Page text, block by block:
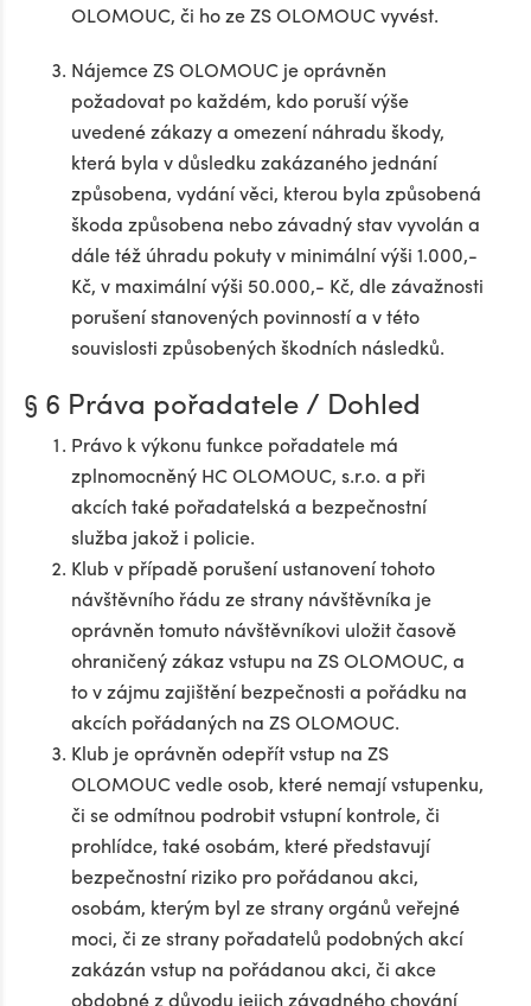
OLOMOUC, či ho ze ZS OLOMOUC vyvést.
Nájemce ZS OLOMOUC je oprávněn
požadovat po každém, kdo poruší výše
uvedené zákazy a omezení náhradu škody,
která byla v důsledku zakázaného jednání
způsobena, vydání věci, kterou byla způsobená
škoda způsobena nebo závadný stav vyvolán a
dále též úhradu pokuty v minimální výši 1.000,-
Kč, v maximální výši 50.000,- Kč, dle závažnosti
porušení stanovených povinností a v této
souvislosti způsobených škodních následků.
§ 6 Práva pořadatele / Dohled
Právo k výkonu funkce pořadatele má
zplnomocněný HC OLOMOUC, s.r.o. a při
akcích také pořadatelská a bezpečnostní
služba jakož i policie.
Klub v případě porušení ustanovení tohoto
návštěvního řádu ze strany návštěvníka je
oprávněn tomuto návštěvníkovi uložit časově
ohraničený zákaz vstupu na ZS OLOMOUC, a
to v zájmu zajištění bezpečnosti a pořádku na
akcích pořádaných na ZS OLOMOUC.
Klub je oprávněn odepřít vstup na ZS
OLOMOUC vedle osob, které nemají vstupenku,
či se odmítnou podrobit vstupní kontrole, či
prohlídce, také osobám, které představují
bezpečnostní riziko pro pořádanou akci,
osobám, kterým byl ze strany orgánů veřejné
moci, či ze strany pořadatelů podobných akcí
zakázán vstup na pořádanou akci, či akce
obdobné z důvodu jejich závadného chování